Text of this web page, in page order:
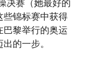
决赛（她最好的
些锦标赛中获得
黎举行的奥运
的一步。